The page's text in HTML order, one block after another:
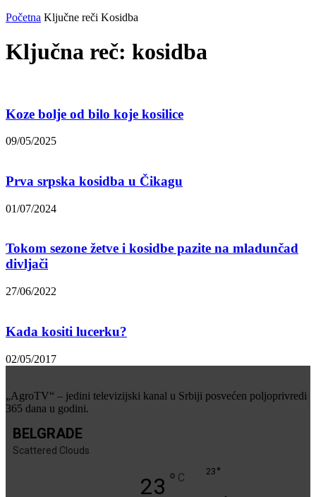
Početna Ključne reči Kosidba
Ključna reč: kosidba
Koze bolje od bilo koje kosilice
09/05/2025
Prva srpska kosidba u Čikagu
01/07/2024
Tokom sezone žetve i kosidbe pazite na mladunčad
divljači
27/06/2022
Kada kositi lucerku?
02/05/2017
„AgroTV“ – jedini televizijski kanal u Srbiji posvećen poljoprivredi
365 dana u godini.
BELGRADE
Scattered Clouds
23 ° C 23 °